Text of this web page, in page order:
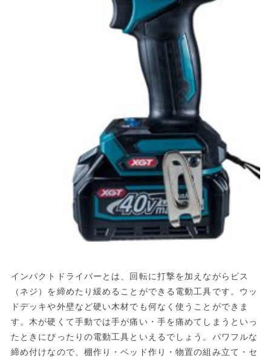
インパクトドライバーとは、回転に打撃を加えながらビス
（ネジ）を締めたり緩めることができる電動工具です。ウッ
ドデッキや外壁など硬い木材でも何なく使うことができま
す。木が硬くて手動では手が痛い・手を痛めてしまうといっ
たときにぴったりの電動工具といえるでしょう。パワフルな
締め付けなので、棚作り・ベッド作り・物置の組み立て・セ